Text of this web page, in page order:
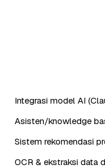
Integrasi model AI
Asisten/knowledge
Sistem rekomendasi
OCR & ekstraksi data